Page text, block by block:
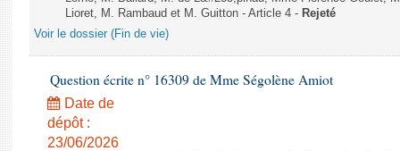
Lioret, M. Rambaud et M. Guitton - Article 4 - Rejeté
Voir le dossier (Fin de vie)
Question écrite n° 16309 de Mme Ségolène Amiot
Date de
dépôt :
23/06/2026